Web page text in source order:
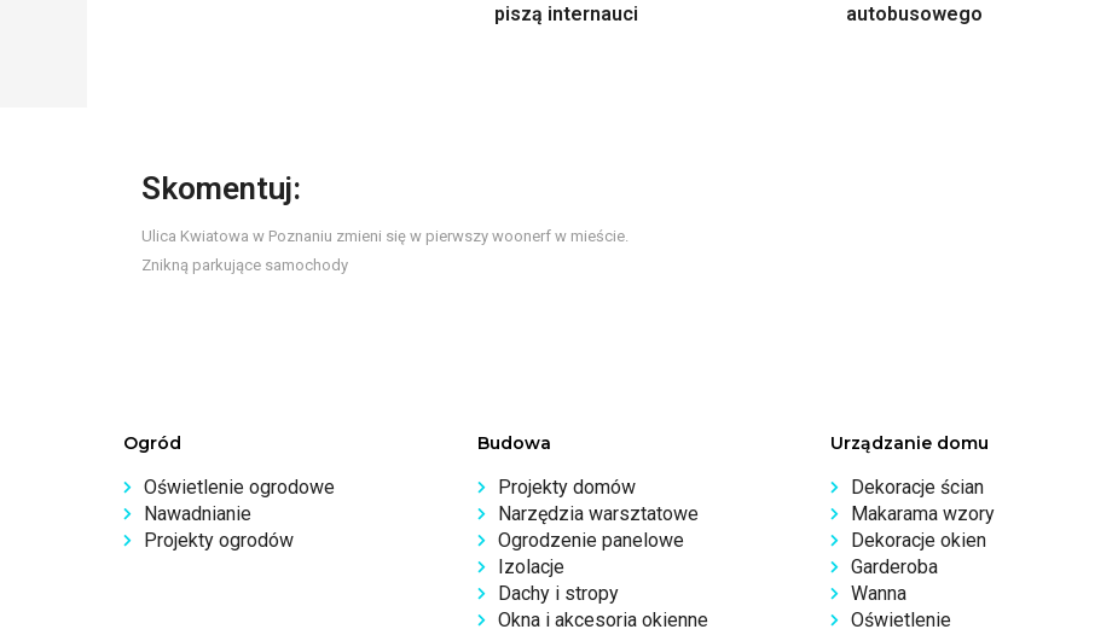
piszą internauci
autobusowego
Skomentuj:
Ulica Kwiatowa w Poznaniu zmieni się w pierwszy woonerf w mieście.
Znikną parkujące samochody
Ogród
Oświetlenie ogrodowe
Nawadnianie
Projekty ogrodów
Budowa
Projekty domów
Narzędzia warsztatowe
Ogrodzenie panelowe
Izolacje
Dachy i stropy
Okna i akcesoria okienne
Urządzanie domu
Dekoracje ścian
Makarama wzory
Dekoracje okien
Garderoba
Wanna
Oświetlenie